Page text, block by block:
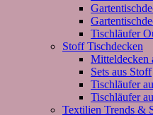
Tischläufer
Stoff Tischdecken
Mitteldecken
Sets aus Stoff
Tischläufer
Tischläufer
Textilien Trends &